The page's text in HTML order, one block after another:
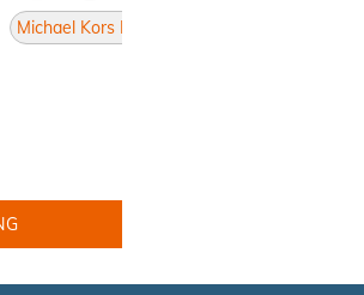
Michael Kors Pilotenform